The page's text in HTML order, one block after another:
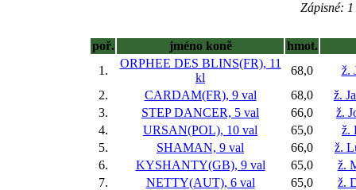
Zápisné:
poř. jméno koně
hmot.
1.
ORPHEE DES BLINS(FR), 11
kl
68,0
ž.
2.
CARDAM(FR), 9 val 68,0
ž.
3.
STEP DANCER, 5 val 66,0
ž.
4.
URSAN(POL), 10 val 65,0
ž.
5.
SHAMAN, 9 val 66,0
ž.
6.
KYSHANTY(GB), 9 val 65,0
ž.
7.
NETTY(AUT), 6 val 65,0
ž.